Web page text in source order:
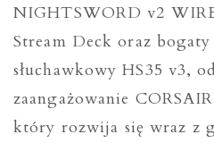
NIGHTSWORD v2
Stream Deck oraz
słuchawkowy HS35 v3,
zaangażowanie
który rozwija się wraz z